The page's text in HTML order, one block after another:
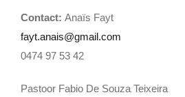
Ik zoek …
Contact: Anaïs Fayt
fayt.anais@gmail.com
0474 97 53 42
Pastoor Fabio De Souza Teixeira